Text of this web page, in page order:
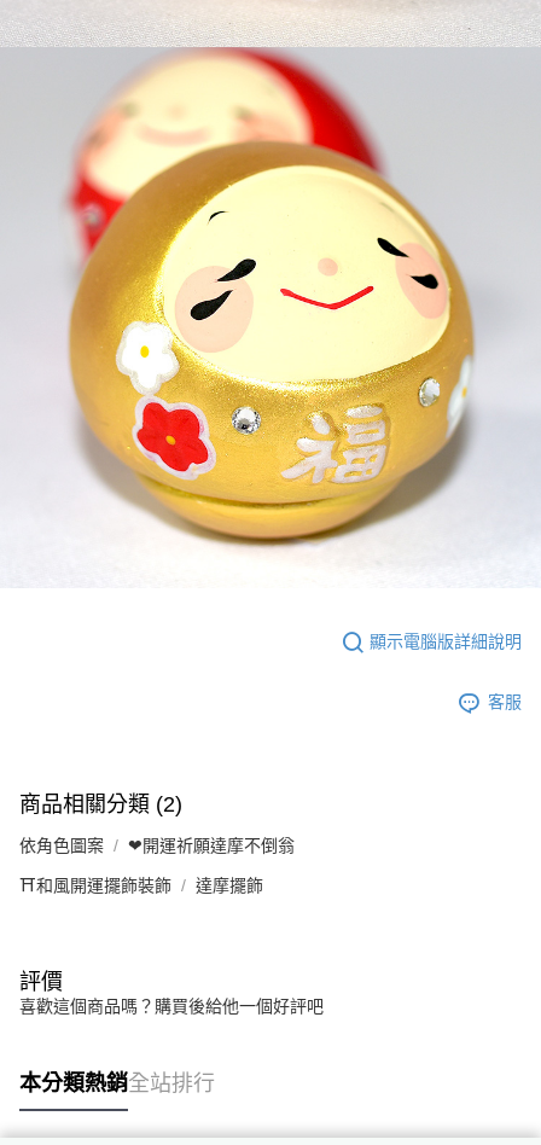
顯示電腦版詳細說明
客服
商品相關分類 (2)
依角色圖案 ❤開運祈願達摩不倒翁
⛩️和風開運擺飾裝飾 達摩擺飾
評價
喜歡這個商品嗎？購買後給他一個好評吧
本分類熱銷全站排行